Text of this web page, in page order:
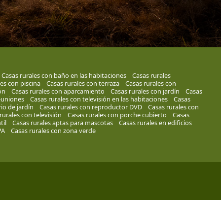
Casas rurales con baño en las habitaciones
Casas rurales
con piscina
Casas rurales con terraza
Casas rurales con
Casas rurales con aparcamiento Casas rurales con jardín
Casas
Casas rurales con televisión en las habitaciones
Casas
de jardín
Casas rurales con reproductor DVD
Casas rurales con
con televisión
Casas rurales con porche cubierto
Casas
Casas rurales aptas para mascotas
Casas rurales en edificios
Casas rurales con zona verde